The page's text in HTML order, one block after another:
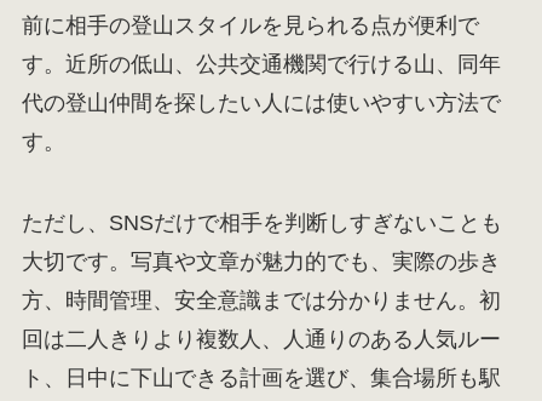
前に相手の登山スタイルを見られる点が便利で
す。近所の低山、公共交通機関で行ける山、同年
代の登山仲間を探したい人には使いやすい方法で
す。
ただし、SNSだけで相手を判断しすぎないことも
大切です。写真や文章が魅力的でも、実際の歩き
方、時間管理、安全意識までは分かりません。初
回は二人きりより複数人、人通りのある人気ルー
ト、日中に下山できる計画を選び、集合場所も駅